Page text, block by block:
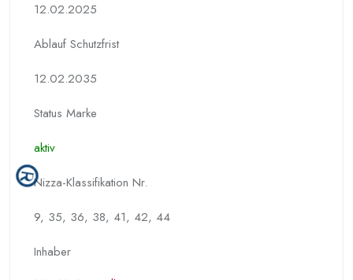
12.02.2025
Ablauf Schutzfrist
12.02.2035
Status Marke
aktiv
Nizza-Klassifikation Nr.
9, 35, 36, 38, 41, 42, 44
Inhaber